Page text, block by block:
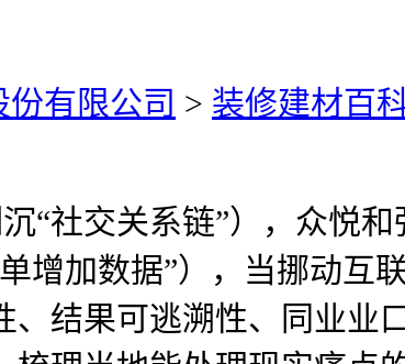
有限公司 > 装修建材百
交关系链”），众悦和
增加数据”），当挪动互
、结果可逃溯性、同业业